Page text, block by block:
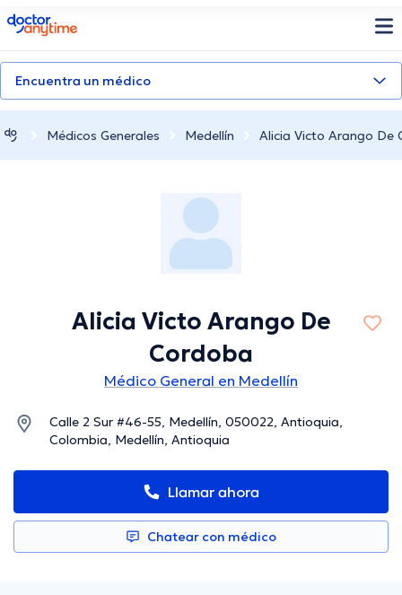
doctoranytime
Encuentra un médico
Médicos Generales Medellín Alicia Victo Arango De
Alicia Victo Arango De
Cordoba
Médico General en Medellín
Calle 2 Sur #46-55, Medellín, 050022, Antioquia,
Colombia, Medellín, Antioquia
Llamar ahora
Chatear con médico